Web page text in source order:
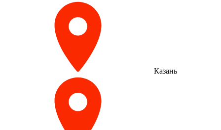
Казань